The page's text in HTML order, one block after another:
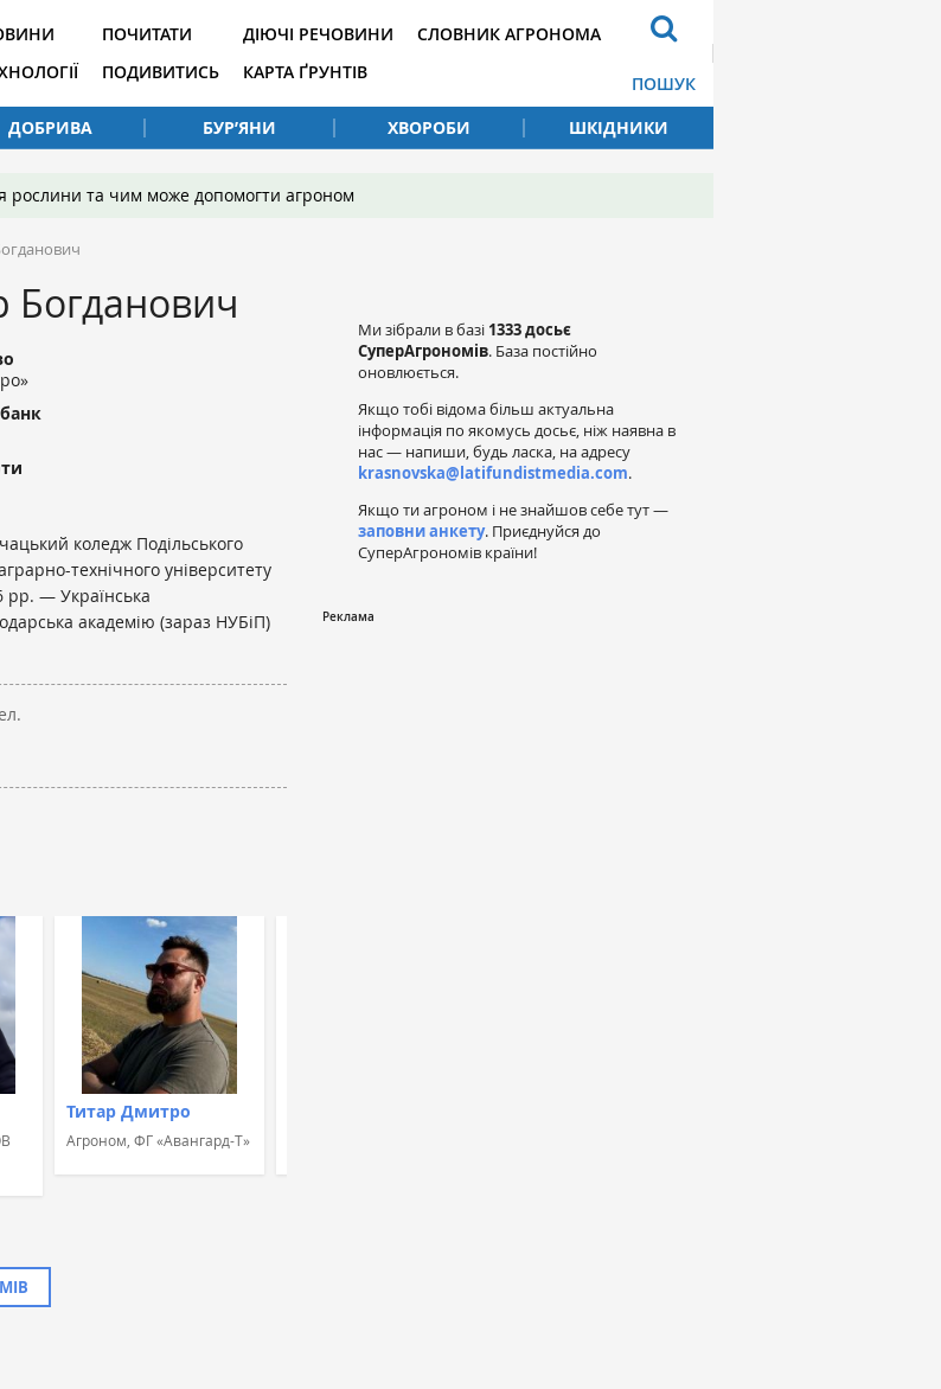
ПОЧИТАТИ
ПОДИВИТИСЬ
ДІЮЧІ РЕЧОВИНИ
КАРТА ҐРУНТІВ
СЛОВНИК АГРОНОМА
ПОШУК
ДОБРИВА БУР’ЯНИ ХВОРОБИ ШКІДНИКИ
рослини та чим може допомогти агроном
коледж Подільського
технічного університету
рр. — Українська
академію (зараз НУБіП)
Титар Дмитро
Агроном, ФГ «Авангард-Т»
Ми зібрали в базі 1333 досьє
СуперАгрономів. База постійно
оновлюється.
Якщо тобі відома більш актуальна
інформація по якомусь досьє, ніж наявна в
нас — напиши, будь ласка, на адресу
krasnovska@latifundistmedia.com.
Якщо ти агроном і не знайшов себе тут —
заповни анкету. Приєднуйся до
СуперАгрономів країни!